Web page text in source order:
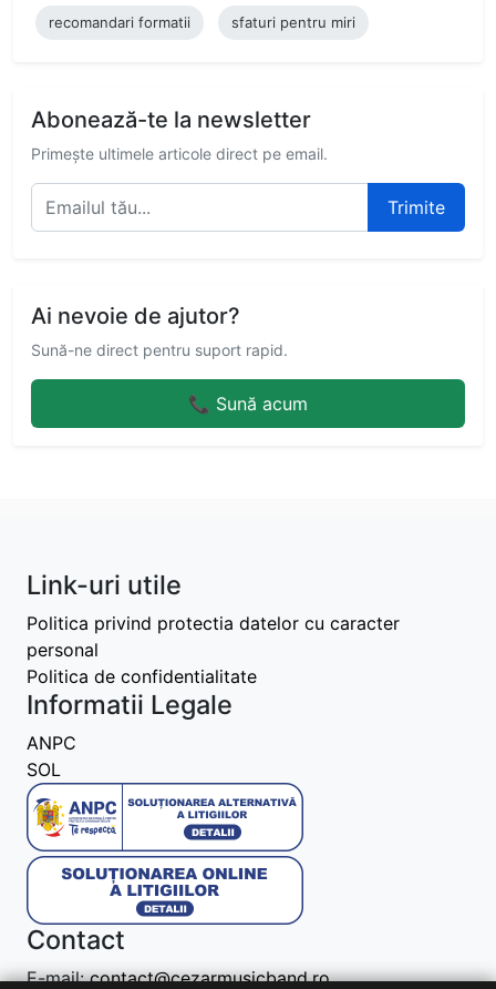
recomandari formatii sfaturi pentru miri
Abonează-te la newsletter
Primește ultimele articole direct pe email.
Trimite
Ai nevoie de ajutor?
Sună-ne direct pentru suport rapid.
📞 Sună acum
Link-uri utile
Politica privind protectia datelor cu caracter
personal
Politica de confidentialitate
Informatii Legale
ANPC
SOL
Contact
E-mail:contact@cezarmusicband.ro